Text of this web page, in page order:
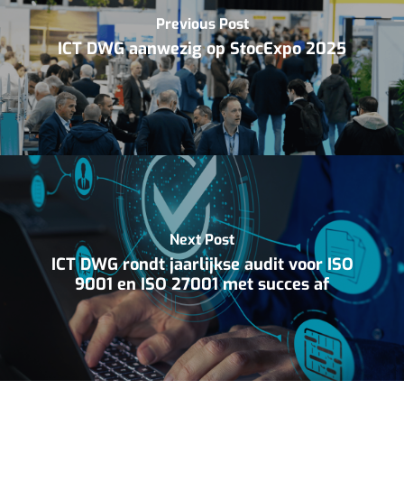
Previous Post
ICT DWG aanwezig op StocExpo 2025
Next Post
ICT DWG rondt jaarlijkse audit voor ISO
9001 en ISO 27001 met succes af